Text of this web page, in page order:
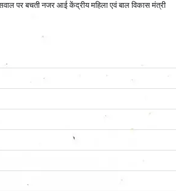
पर बचती नजर आई केंद्रीय महिला एवं बाल विकास मंत्री